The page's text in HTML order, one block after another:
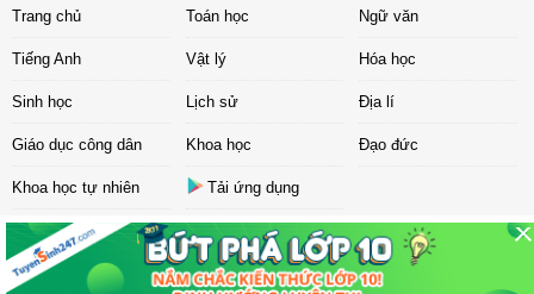
Trang chủ Toán học Ngữ văn
Tiếng Anh Vật lý Hóa học
Sinh học Lịch sử Địa lí
Giáo dục công dân Khoa học Đạo đức
Khoa học tự nhiên Tải ứng dụng
Liên hệ|Chính sách
Copyright ©2017 Sachbaitap.com